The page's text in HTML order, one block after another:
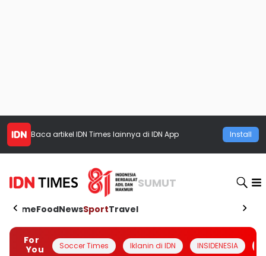
Baca artikel IDN Times lainnya di IDN App Install
SUMUT
HomeFoodNewsSportTravel
For
You
Soccer Times Iklanin di IDN INSIDENESIA